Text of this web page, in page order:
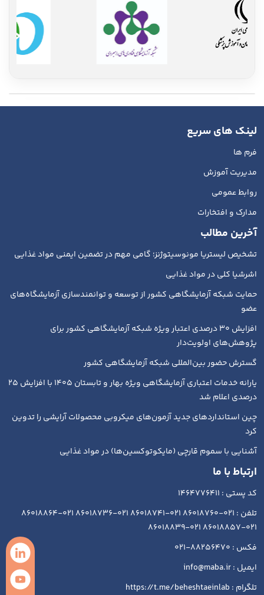
لینک های سریع
فرم ها
مدیریت آموزش
روابط عمومی
مدارک و افتخارات
آخرین مطالب
تشخیص لیستریا مونوسیتوژنز؛ گامی مهم در تضمین ایمنی مواد غذایی
اشرشیا کلی در مواد غذایی
حمایت شبکه آزمایشگاهی کشور از توسعه و توانمندسازی آزمایشگاه‌های
عضو
افزایش ۳۰ درصدی اعتبار ویژه شبکه آزمایشگاهی کشور برای
پژوهش‌های اولویت‌دار
گسترش حضور بین‌المللی شبکه آزمایشگاهی کشور
یارانه خدمات اعتباری آزمایشگاهی ویژه بهار و تابستان ۱۴۰۵ با افزایش ۲۵
درصدی اعلام شد
چین استانداردهای جدید آزمون‌های میکروبی محصولات آرایشی را تدوین
کرد
آشنایی با سموم قارچی (مایکوتوکسین‌ها) در مواد غذایی
ارتباط با ما
کد پستی : 1464776411
تلفن : 021-86018760 021-86018741 021-86018736 021-86018864
021-86018857 021-86018839
فکس : 88256470-021
ایمیل : info@maba.ir
تلگرام : https://t.me/beheshtaeinlab